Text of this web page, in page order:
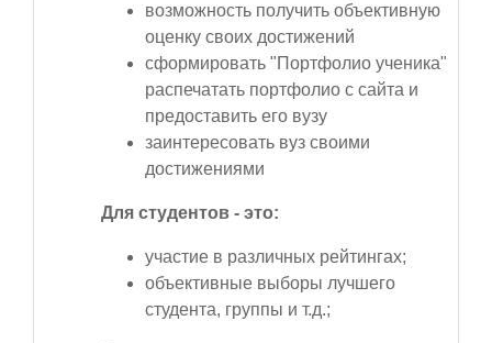
возможность получить объективную
оценку своих достижений
сформировать "Портфолио ученика"
распечатать портфолио с сайта и
предоставить его вузу
заинтересовать вуз своими
достижениями
Для студентов - это:
участие в различных рейтингах;
объективные выборы лучшего
студента, группы и т.д.;